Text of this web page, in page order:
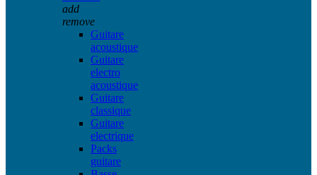
add
remove
Guitare
acoustique
Guitare
electro
acoustique
Guitare
classique
Guitare
electrique
Packs
guitare